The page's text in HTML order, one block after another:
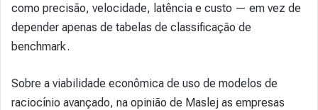
como precisão, velocidade, latência e custo — em vez de
depender apenas de tabelas de classificação de
benchmark.
Sobre a viabilidade econômica de uso de modelos de
raciocínio avançado, na opinião de Maslej as empresas